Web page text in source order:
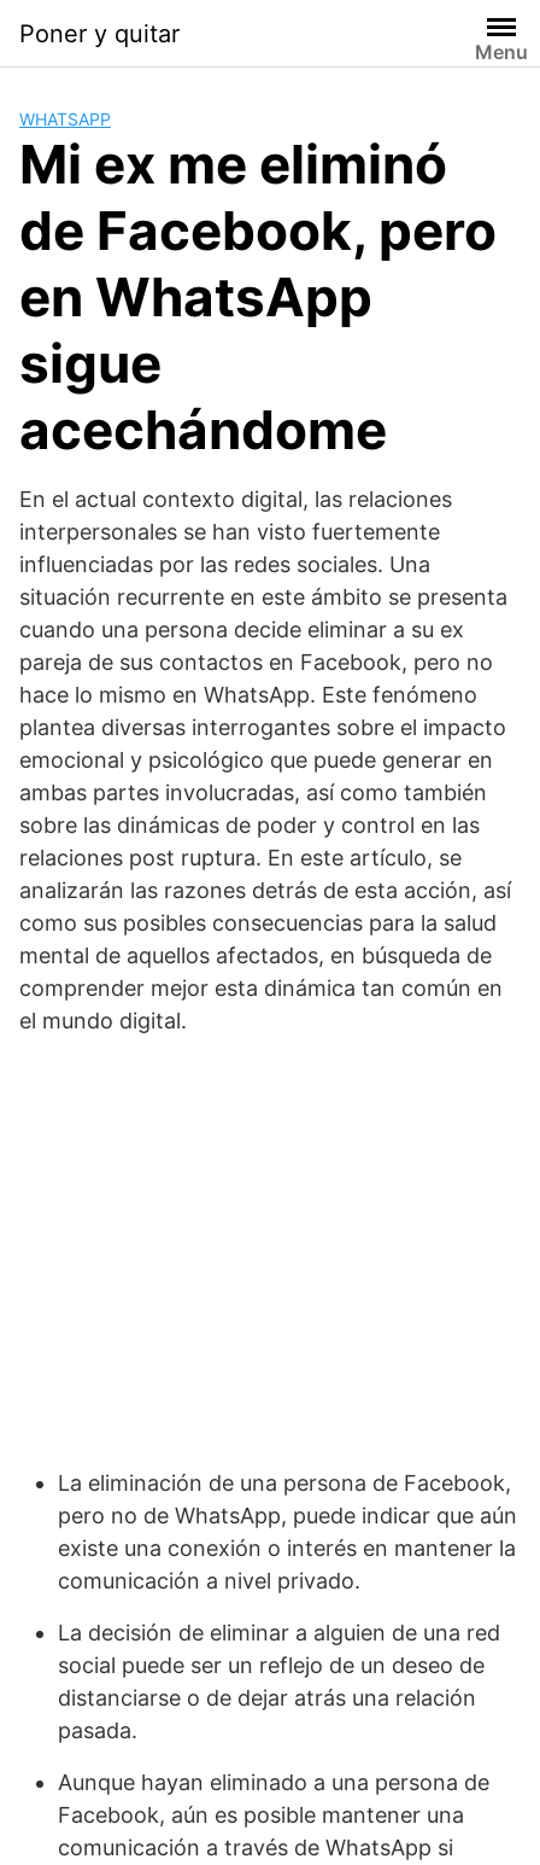
contenido
Poner y quitar
Menu
WHATSAPP
Mi ex me eliminó
de Facebook, pero
en WhatsApp
sigue
acechándome
En el actual contexto digital, las relaciones
interpersonales se han visto fuertemente
influenciadas por las redes sociales. Una
situación recurrente en este ámbito se presenta
cuando una persona decide eliminar a su ex
pareja de sus contactos en Facebook, pero no
hace lo mismo en WhatsApp. Este fenómeno
plantea diversas interrogantes sobre el impacto
emocional y psicológico que puede generar en
ambas partes involucradas, así como también
sobre las dinámicas de poder y control en las
relaciones post ruptura. En este artículo, se
analizarán las razones detrás de esta acción, así
como sus posibles consecuencias para la salud
mental de aquellos afectados, en búsqueda de
comprender mejor esta dinámica tan común en
el mundo digital.
La eliminación de una persona de Facebook,
pero no de WhatsApp, puede indicar que aún
existe una conexión o interés en mantener la
comunicación a nivel privado.
La decisión de eliminar a alguien de una red
social puede ser un reflejo de un deseo de
distanciarse o de dejar atrás una relación
pasada.
Aunque hayan eliminado a una persona de
Facebook, aún es posible mantener una
comunicación a través de WhatsApp si